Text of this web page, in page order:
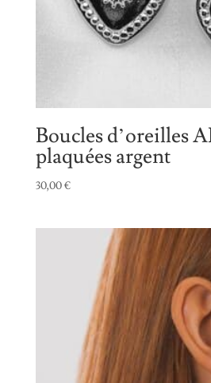
Boucles d’oreilles
plaquées argent
30,00€